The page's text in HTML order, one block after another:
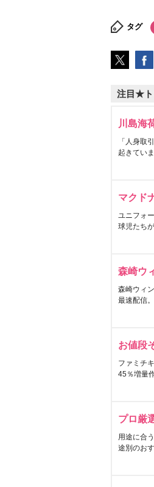
タグ
注目★ト
川島海
「人身取
起きてい
マクド
ユニフォ
球児たち
森崎ウ
森崎ウィ
最速配信
お値段
ファミチ
45％増量
プロ厳
用途に合
途別のお